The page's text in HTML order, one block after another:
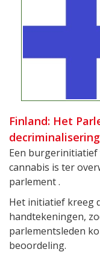
Finland: Het
Een burgerinitiatief
cannabis is ter
parlement .
Het initiatief kreeg
handtekeningen,
parlementsleden
beoordeling.